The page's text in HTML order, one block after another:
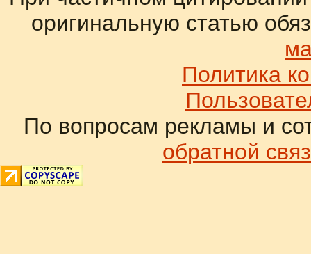
оригинальную статью
Политика
По вопросам рекламы и
обратной